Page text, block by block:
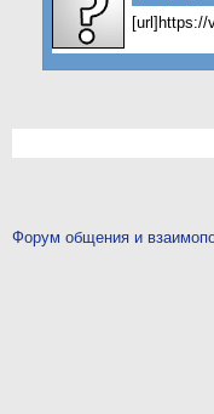
[url]https://
Форум общения и